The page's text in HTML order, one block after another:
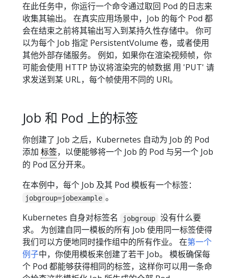
在此任务中，你运行一个命令通过取回 Pod 的日志来
收集其输出。 在真实应用场景中，Job 的每个 Pod 都
会在结束之前将其输出写入到某持久性存储中。 你可
以为每个 Job 指定 PersistentVolume 卷，或者使用
其他外部存储服务。 例如，如果你在渲染视频帧，你
可能会使用 HTTP 协议将渲染完的帧数据 用 'PUT' 请
求发送到某 URL，每个帧使用不同的 URl。
Job 和 Pod 上的标签
你创建了 Job 之后，Kubernetes 自动为 Job 的 Pod
添加 标签，以便能够将一个 Job 的 Pod 与另一个 Job
的 Pod 区分开来。
在本例中，每个 Job 及其 Pod 模板有一个标签：
jobgroup=jobexample 。
Kubernetes 自身对标签名
jobgroup
没有什么要
求。 为创建自同一模板的所有 Job 使用同一标签使得
我们可以方便地同时操作组中的所有作业。 在第一个
例子中，你使用模板来创建了若干 Job。 模板确保每
个 Pod 都能够获得相同的标签，这样你可以用一条命